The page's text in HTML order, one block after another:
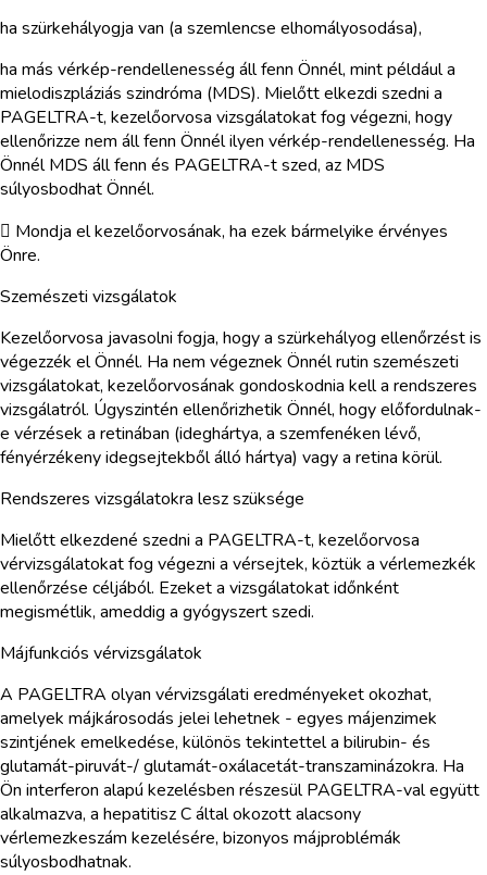
ha szürkehályogja van (a szemlencse elhomályosodása),
ha más vérkép-rendellenesség áll fenn Önnél, mint például a
mielodiszpláziás szindróma (MDS). Mielőtt elkezdi szedni a
PAGELTRA-t, kezelőorvosa vizsgálatokat fog végezni, hogy
ellenőrizze nem áll fenn Önnél ilyen vérkép-rendellenesség. Ha
Önnél MDS áll fenn és PAGELTRA-t szed, az MDS
súlyosbodhat Önnél.
 Mondja el kezelőorvosának, ha ezek bármelyike érvényes
Önre.
Szemészeti vizsgálatok
Kezelőorvosa javasolni fogja, hogy a szürkehályog ellenőrzést is
végezzék el Önnél. Ha nem végeznek Önnél rutin szemészeti
vizsgálatokat, kezelőorvosának gondoskodnia kell a rendszeres
vizsgálatról. Úgyszintén ellenőrizhetik Önnél, hogy előfordulnak-
e vérzések a retinában (ideghártya, a szemfenéken lévő,
fényérzékeny idegsejtekből álló hártya) vagy a retina körül.
Rendszeres vizsgálatokra lesz szüksége
Mielőtt elkezdené szedni a PAGELTRA-t, kezelőorvosa
vérvizsgálatokat fog végezni a vérsejtek, köztük a vérlemezkék
ellenőrzése céljából. Ezeket a vizsgálatokat időnként
megismétlik, ameddig a gyógyszert szedi.
Májfunkciós vérvizsgálatok
A PAGELTRA olyan vérvizsgálati eredményeket okozhat,
amelyek májkárosodás jelei lehetnek - egyes májenzimek
szintjének emelkedése, különös tekintettel a bilirubin- és
glutamát-piruvát-/ glutamát-oxálacetát-transzaminázokra. Ha
Ön interferon alapú kezelésben részesül PAGELTRA-val együtt
alkalmazva, a hepatitisz C által okozott alacsony
vérlemezkeszám kezelésére, bizonyos májproblémák
súlyosbodhatnak.